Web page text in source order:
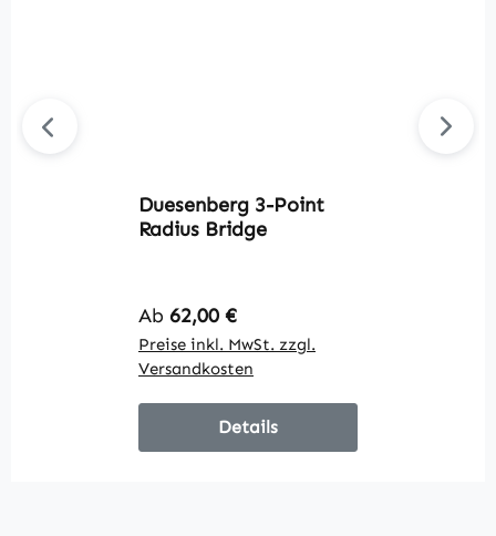
Duesenberg 3-Point
Radius Bridge
Regulärer Preis:
Ab 62,00 €
Preise inkl. MwSt. zzgl.
Versandkosten
Details